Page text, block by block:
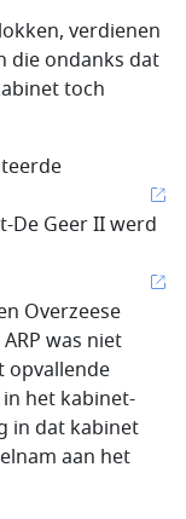
verdienen
die ondanks dat
toch
De Geer II werd
Overzeese
was niet
opvallende
het kabinet-
in dat kabinet
aan het